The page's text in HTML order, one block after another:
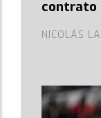
contrato
NICOLÁS